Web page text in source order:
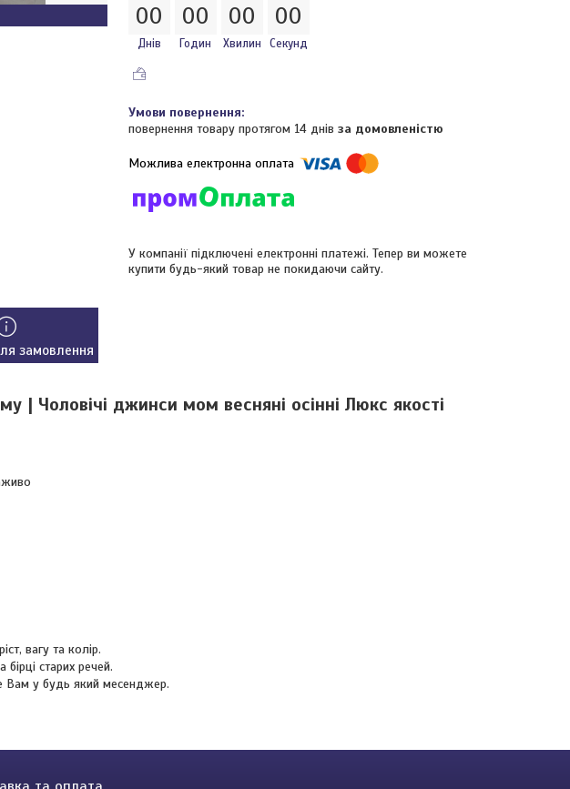
00
Днів
00
Годин
00
Хвилин
00
Секунд
повернення товару протягом 14 днів за домовленістю
У компанії підключені електронні платежі. Тепер ви можете
купити будь-який товар не покидаючи сайту.
замовлення
| Чоловічі джинси мом весняні осінні Люкс якості
вагу та колір.
старих речей.
Вам у будь який месенджер.